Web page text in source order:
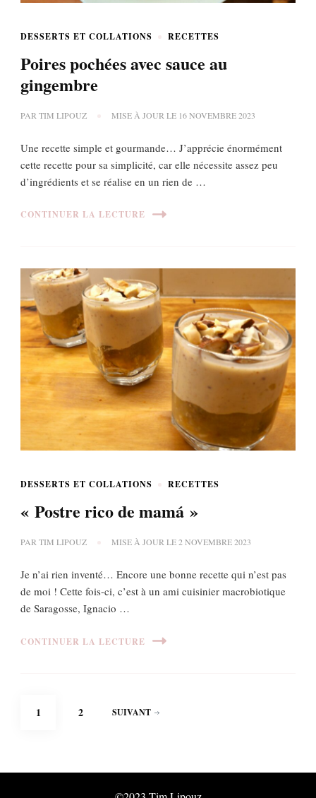
DESSERTS ET COLLATIONS RECETTES
Poires pochées avec sauce au
gingembre
PAR TIM LIPOUZ MISE À JOUR LE 16 NOVEMBRE 2023
Une recette simple et gourmande… J’apprécie énormément
cette recette pour sa simplicité, car elle nécessite assez peu
d’ingrédients et se réalise en un rien de …
CONTINUER LA LECTURE
DESSERTS ET COLLATIONS RECETTES
« Postre rico de mamá »
PAR TIM LIPOUZ MISE À JOUR LE2 NOVEMBRE 2023
Je n’ai rien inventé… Encore une bonne recette qui n’est pas
de moi ! Cette fois-ci, c’est à un ami cuisinier macrobiotique
de Saragosse, Ignacio …
CONTINUER LA LECTURE
Pagination
PAGE
1 PAGE
2 SUIVANT